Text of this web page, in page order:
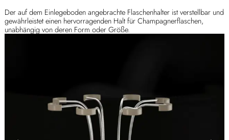
Der auf dem Einlegeboden angebrachte Flaschenhalter ist verstellbar und
gewährleistet einen hervorragenden Halt für Champagnerflaschen,
unabhängig von deren Form oder Größe.